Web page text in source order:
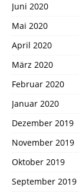
Juni 2020
Mai 2020
April 2020
März 2020
Februar 2020
Januar 2020
Dezember 2019
November 2019
Oktober 2019
September 2019